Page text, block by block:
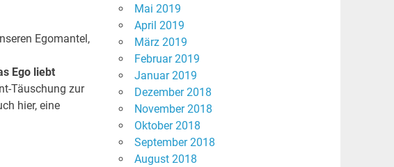
Egomantel,
Ego liebt
Täuschung zur
hier, eine
Mai 2019
April 2019
März 2019
Februar 2019
Januar 2019
Dezember 2018
November 2018
Oktober 2018
September 2018
August 2018